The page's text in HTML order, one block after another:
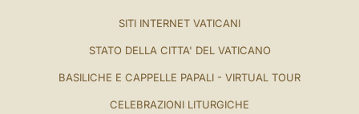
SITI INTERNET VATICANI
STATO DELLA CITTA' DEL VATICANO
BASILICHE E CAPPELLE PAPALI - VIRTUAL TOUR
CELEBRAZIONI LITURGICHE